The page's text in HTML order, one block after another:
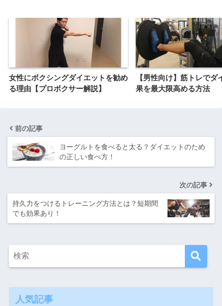
女性にボクシングダイエットを勧め
る理由【プロボクサー解説】
【男性向け】筋トレでダ
果を最大限高める方法
前の記事
ヨーグルトを食べると太る？ダイエットのため
の正しい食べ方！
次の記事
持久力をつけるトレーニング方法とは？短期間
でも効果あり！
人気記事